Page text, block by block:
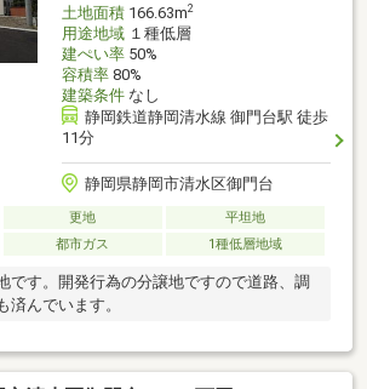
土地面積166.63m2
用途地域１種低層
建ぺい率50%
容積率80%
建築条件なし
静岡鉄道静岡清水線 御門台駅 徒歩
11分
静岡県静岡市清水区御門台
更地
平坦地
都市ガス 1種低層地域
です。開発行為の分譲地ですので道路、調
済んでいます。